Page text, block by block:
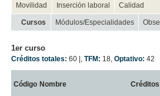
Movilidad
Inserción laboral Calidad
Cursos Módulos/Especialidades
1er curso
Créditos totales: 60 | ,TFM: 18 ,Optativo: 42
Código Nombre Créditos